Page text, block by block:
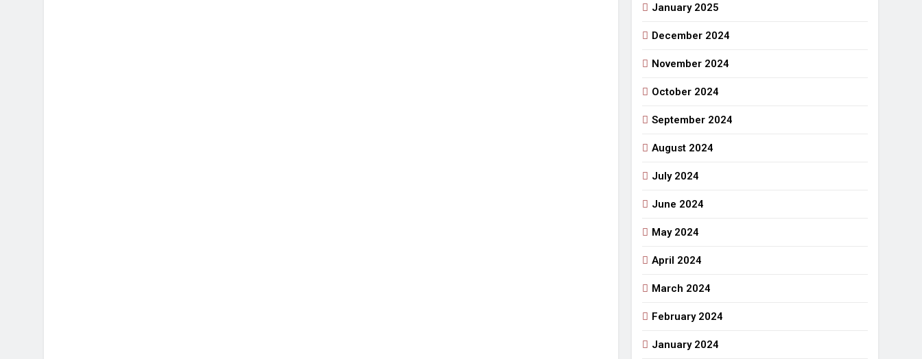
January 2025
December 2024
November 2024
October 2024
September 2024
August 2024
July 2024
June 2024
May 2024
April 2024
March 2024
February 2024
January 2024